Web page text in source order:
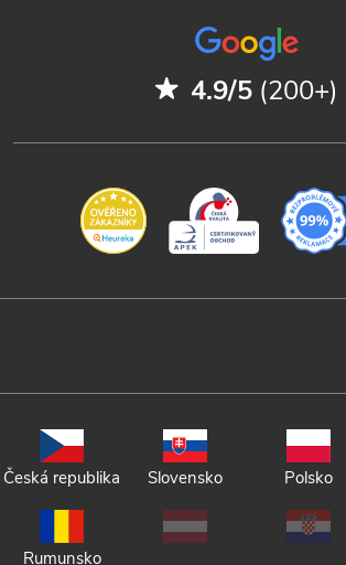
4.9/5 (200+)
Česká republika Slovensko Polsko
Rumunsko